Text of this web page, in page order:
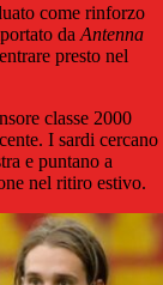
come rinforzo
da Antenna
presto nel
classe 2000
I sardi cercano
e puntano a
nel ritiro estivo.